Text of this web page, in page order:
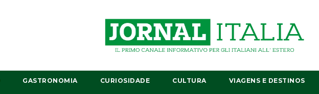
GASTRONOMIA CURIOSIDADE CULTURA VIAGENS E DESTINOS